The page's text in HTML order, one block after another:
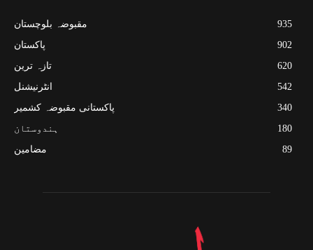
مقبوضہ بلوچستان
935
پاکستان
902
تازہ ترین
620
انٹرنیشنل
542
پاکستانی مقبوضہ کشمیر
340
ہندوستان
180
مضامین
89